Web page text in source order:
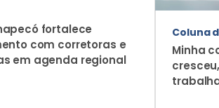
fortalece
com corretoras e
em agenda regional
Coluna
Minha